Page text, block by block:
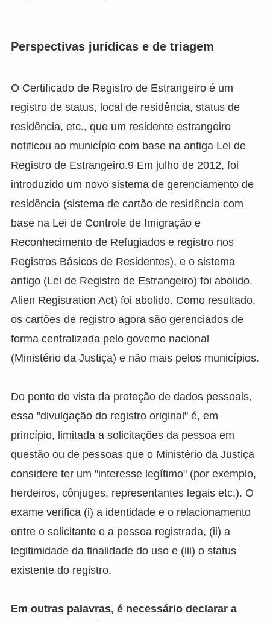
Perspectivas jurídicas e de triagem
O Certificado de Registro de Estrangeiro é um
registro de status, local de residência, status de
residência, etc., que um residente estrangeiro
notificou ao município com base na antiga Lei de
Registro de Estrangeiro.9 Em julho de 2012, foi
introduzido um novo sistema de gerenciamento de
residência (sistema de cartão de residência com
base na Lei de Controle de Imigração e
Reconhecimento de Refugiados e registro nos
Registros Básicos de Residentes), e o sistema
antigo (Lei de Registro de Estrangeiro) foi abolido.
Alien Registration Act) foi abolido. Como resultado,
os cartões de registro agora são gerenciados de
forma centralizada pelo governo nacional
(Ministério da Justiça) e não mais pelos municípios.
Do ponto de vista da proteção de dados pessoais,
essa "divulgação do registro original" é, em
princípio, limitada a solicitações da pessoa em
questão ou de pessoas que o Ministério da Justiça
considere ter um "interesse legítimo" (por exemplo,
herdeiros, cônjuges, representantes legais etc.). O
exame verifica (i) a identidade e o relacionamento
entre o solicitante e a pessoa registrada, (ii) a
legitimidade da finalidade do uso e (iii) o status
existente do registro.
Em outras palavras, é necessário declarar a